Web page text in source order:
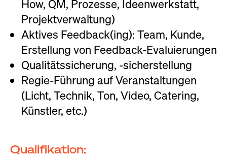
How, QM, Prozesse, Ideenwerkstatt,
Projektverwaltung)
Aktives Feedback(ing): Team, Kunde,
Erstellung von Feedback-Evaluierungen
Qualitätssicherung, -sicherstellung
Regie-Führung auf Veranstaltungen
(Licht, Technik, Ton, Video, Catering,
Künstler, etc.)
Qualifikation: